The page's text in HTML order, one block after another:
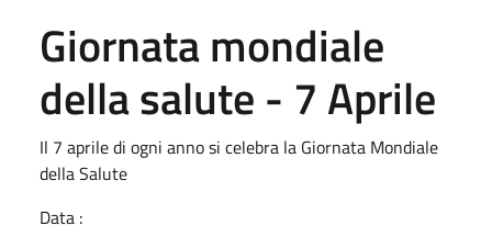
Giornata mondiale
della salute - 7 Aprile
Il 7 aprile di ogni anno si celebra la Giornata Mondiale
della Salute
Data :